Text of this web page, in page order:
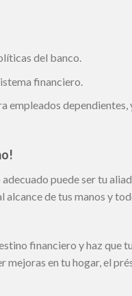
del banco.
financiero.
dependientes,
puede ser tu
alcance de tus manos y
financiero y haz que
mejoras en tu hogar, el